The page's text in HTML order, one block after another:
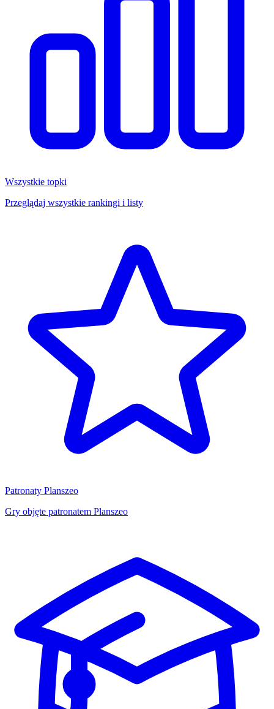
Wszystkie topki
Przeglądaj wszystkie rankingi i listy
Patronaty Planszeo
Gry objęte patronatem Planszeo